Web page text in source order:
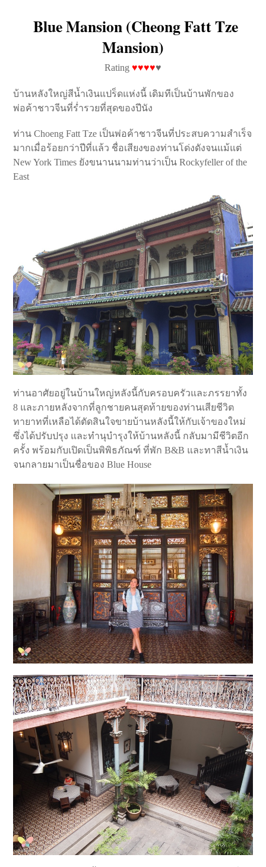
Blue Mansion (Cheong Fatt Tze
Mansion)
Rating ♥♥♥♥♥
บ้านหลังใหญ่สีน้ำเงินแปร็ดแห่งนี้ เดิมทีเป็นบ้านพักของ
พ่อค้าชาวจีนที่ร่ำรวยที่สุดของปีนัง
ท่าน Choeng Fatt Tze เป็นพ่อค้าชาวจีนที่ประสบความสำเร็จ
มากเมื่อร้อยกว่าปีที่แล้ว ชื่อเสียงของท่านโด่งดังจนแม้แต่
New York Times ยังขนานนามท่านว่าเป็น Rockyfeller of the
East
ท่านอาศัยอยู่ในบ้านใหญ่หลังนี้กับครอบครัวและภรรยาทั้ง
8 และภายหลังจากที่ลูกชายคนสุดท้ายของท่านเสียชีวิต
ทายาทที่เหลือได้ตัดสินใจขายบ้านหลังนี้ให้กับเจ้าของใหม่
ซึ่งได้ปรับปรุง และทำนุบำรุงให้บ้านหลังนี้ กลับมามีชีวิตอีก
ครั้ง พร้อมกับเปิดเป็นพิพิธภัณฑ์ ที่พัก B&B และทาสีน้ำเงิน
จนกลายมาเป็นชื่อของ Blue House